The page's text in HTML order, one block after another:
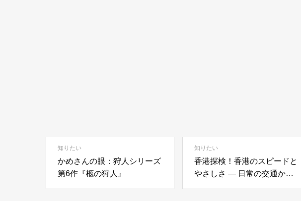
知りたい
かめさんの眼：狩人シリーズ
第6作『柩の狩人』
知りたい
香港探検！香港のスピードと
やさしさ — 日常の交通から